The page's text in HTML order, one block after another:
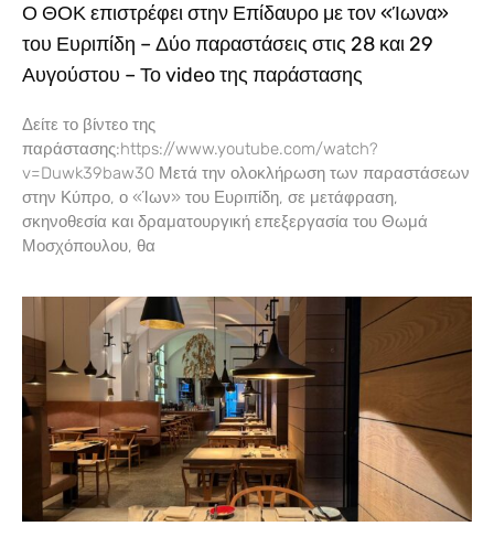
Ο ΘΟΚ επιστρέφει στην Επίδαυρο με τον «Ίωνα»
του Ευριπίδη – Δύο παραστάσεις στις 28 και 29
Αυγούστου – Το video της παράστασης
Δείτε το βίντεο της
παράστασης:https://www.youtube.com/watch?
v=Duwk39baw30 Μετά την ολοκλήρωση των παραστάσεων
στην Κύπρο, ο «Ίων» του Ευριπίδη, σε μετάφραση,
σκηνοθεσία και δραματουργική επεξεργασία του Θωμά
Μοσχόπουλου, θα